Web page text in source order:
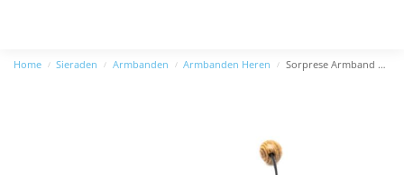
Home / Sieraden / Armbanden / Armbanden Heren / Sorprese Armband – Milaan – Model N